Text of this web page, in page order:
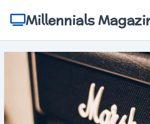
contenuMillennials